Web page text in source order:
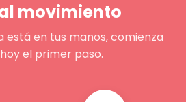
movimiento
está en tus manos, comienza
el primer paso.